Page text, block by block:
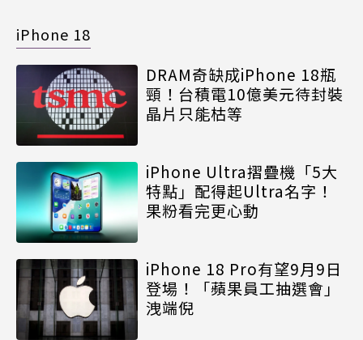
iPhone 18
DRAM奇缺成iPhone 18瓶
頸！台積電10億美元待封裝
晶片只能枯等
iPhone Ultra摺疊機「5大
特點」配得起Ultra名字！
果粉看完更心動
iPhone 18 Pro有望9月9日
登場！「蘋果員工抽選會」
洩端倪